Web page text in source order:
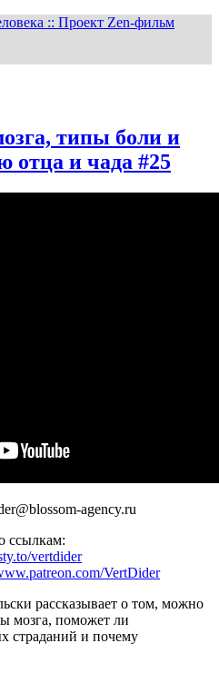
:: Проект Zen-фильм
типы боли и
отца и чада #25
agency.ru
ссылкам:
vertdider
VertDider
рассказывает о том, можно
мозга, поможет ли
страданий и почему